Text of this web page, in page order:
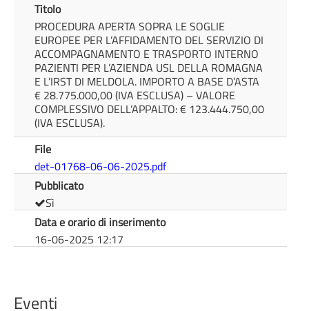
Titolo
PROCEDURA APERTA SOPRA LE SOGLIE
EUROPEE PER L’AFFIDAMENTO DEL SERVIZIO DI
ACCOMPAGNAMENTO E TRASPORTO INTERNO
PAZIENTI PER L’AZIENDA USL DELLA ROMAGNA
E L’IRST DI MELDOLA. IMPORTO A BASE D’ASTA
€ 28.775.000,00 (IVA ESCLUSA) – VALORE
COMPLESSIVO DELL’APPALTO: € 123.444.750,00
(IVA ESCLUSA).
File
det-01768-06-06-2025.pdf
Pubblicato
Sì
Data e orario di inserimento
16-06-2025 12:17
Eventi